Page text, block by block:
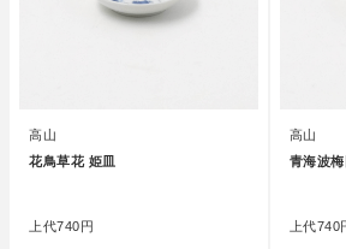
高山
花鳥草花 姫皿
上代740円
高山
青海波梅
上代740